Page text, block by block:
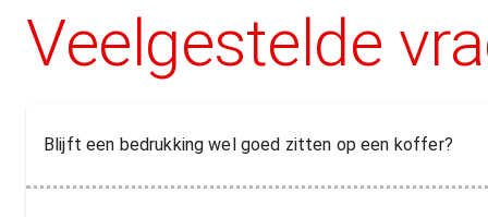
Veelgestelde
Blijft een bedrukking wel goed zitten op een koffer?